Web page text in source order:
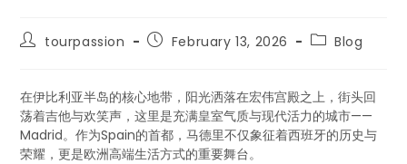
tourpassion February 13, 2026 Blog
在伊比利亚半岛的核心地带，阳光洒落在宏伟宫殿之上，街头回
荡着吉他与欢笑声，这里是充满皇室气质与现代活力的城市——
Madrid。作为Spain的首都，马德里不仅象征着西班牙的历史与
荣耀，更是欧洲高端生活方式的重要舞台。